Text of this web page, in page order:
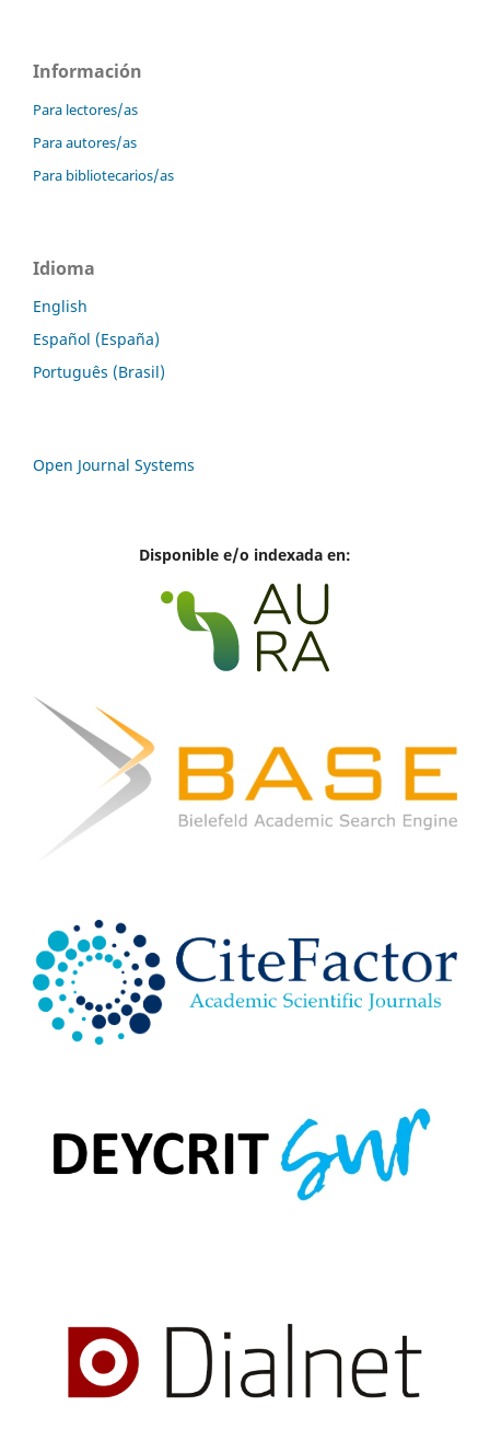
Información
Para lectores/as
Para autores/as
Para bibliotecarios/as
Idioma
English
Español (España)
Português (Brasil)
Open Journal Systems
Disponible e/o indexada en: